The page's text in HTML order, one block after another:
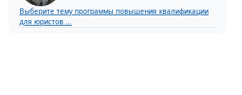
Выберите тему программы повышения квалификации
для юристов ...